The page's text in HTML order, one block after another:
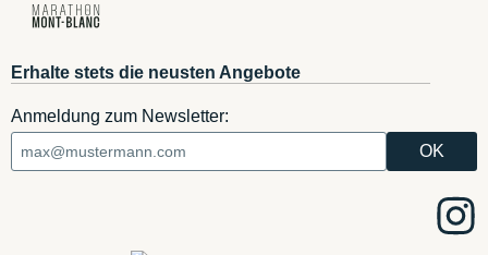
Erhalte stets die neusten Angebote
Anmeldung zum Newsletter: